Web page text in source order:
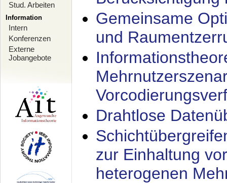
Stud. Arbeiten
Information
Intern
Konferenzen
Externe
Jobangebote
Gemeinsame
und
Drahtlose
zur Einhaltung
heterogenen